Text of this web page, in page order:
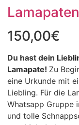
150,00€
Du hast dein
Lamapate! Zu
eine Urkunde mit
Liebling. Für die
Whatsapp Gruppe
und tolle